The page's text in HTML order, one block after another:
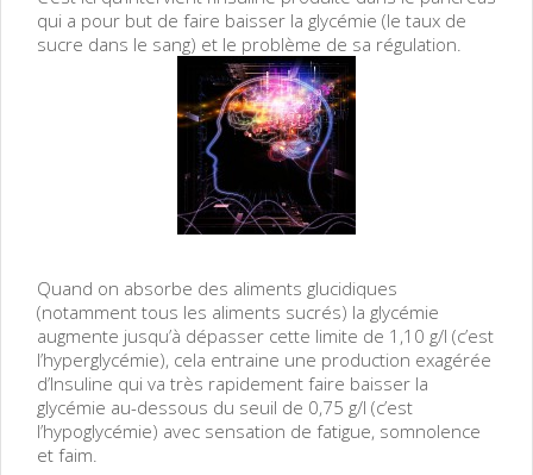
qui a pour but de faire baisser la glycémie (le taux de
sucre dans le sang) et le problème de sa régulation.
Quand on absorbe des aliments glucidiques
(notamment tous les aliments sucrés) la glycémie
augmente jusqu’à dépasser cette limite de 1,10 g/l (c’est
l’hyperglycémie), cela entraine une production exagérée
d’Insuline qui va très rapidement faire baisser la
glycémie au-dessous du seuil de 0,75 g/l (c’est
l’hypoglycémie) avec sensation de fatigue, somnolence
et faim.